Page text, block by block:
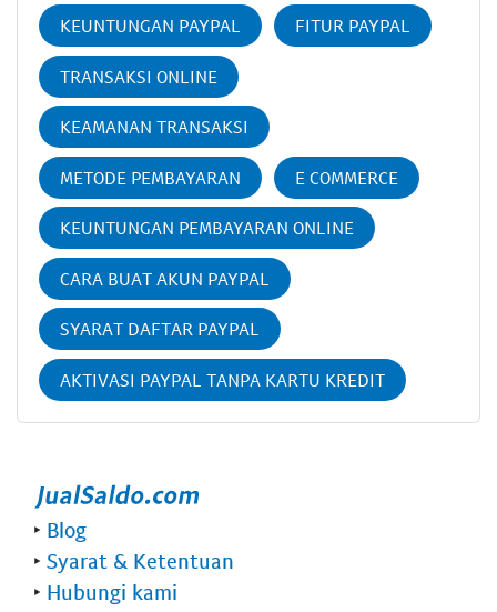
KEUNTUNGAN PAYPAL FITUR PAYPAL
TRANSAKSI ONLINE
KEAMANAN TRANSAKSI
METODE PEMBAYARAN E COMMERCE
KEUNTUNGAN PEMBAYARAN ONLINE
CARA BUAT AKUN PAYPAL
SYARAT DAFTAR PAYPAL
AKTIVASI PAYPAL TANPA KARTU KREDIT
‣ Blog
‣ Syarat & Ketentuan
‣ Hubungi kami